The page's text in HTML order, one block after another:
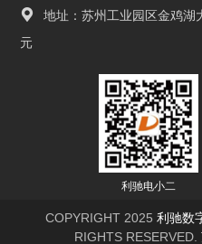
地址：苏州工业园区金鸡
元
利驰电小二
COPYRIGHT 2025 利驰数
RIGHTS RESERVED.